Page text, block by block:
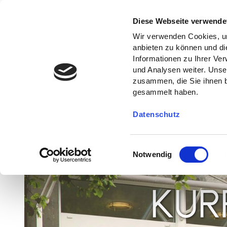
Diese Webseite
Wir verwenden Cookies,
anbieten zu können und
Informationen zu Ihrer
und Analysen weiter.
zusammen, die Sie ihnen
gesammelt haben.
Datenschutz
i
w
l
l
Notwendig